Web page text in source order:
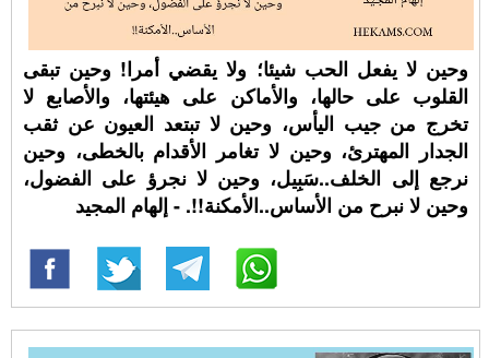
وحين لا يفعل الحب شيئا؛ ولا يقضي أمرا! وحين تبقى
القلوب على حالها، والأماكن على هيئتها، والأصابع لا
تخرج من جيب اليأس، وحين لا تبتعد العيون عن ثقب
الجدار المهترئ، وحين لا تغامر الأقدام بالخطى، وحين
نرجع إلى الخلف..سَبِيل، وحين لا نجرؤ على الفضول،
وحين لا نبرح من الأساس..الأمكنة!!. - إلهام المجيد